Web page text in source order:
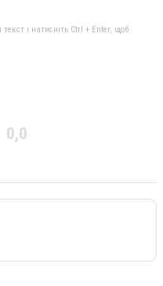
і натисніть Ctrl + Enter, щоб
0,0